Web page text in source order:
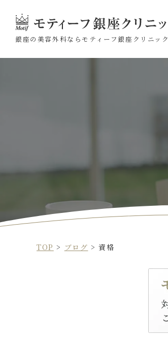
銀座の美容外科なら モティーフ銀座クリニック
TOP > ブログ >資格